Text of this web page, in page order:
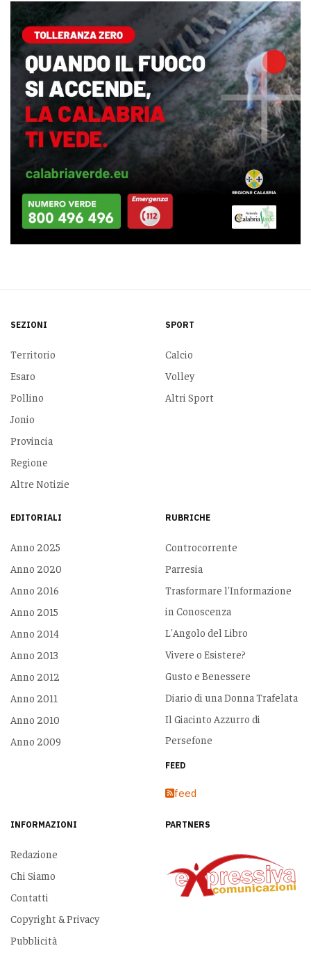
SEZIONI
Territorio
Esaro
Pollino
Jonio
Provincia
Regione
Altre Notizie
SPORT
Calcio
Volley
Altri Sport
EDITORIALI
Anno 2025
Anno 2020
Anno 2016
Anno 2015
Anno 2014
Anno 2013
Anno 2012
Anno 2011
Anno 2010
Anno 2009
RUBRICHE
Controcorrente
Parresia
Trasformare l'Informazione
in Conoscenza
L'Angolo del Libro
Vivere o Esistere?
Gusto e Benessere
Diario di una Donna Trafelata
Il Giacinto Azzurro di
Persefone
FEED
feed
INFORMAZIONI
Redazione
Chi Siamo
Contatti
Copyright & Privacy
Pubblicità
PARTNERS